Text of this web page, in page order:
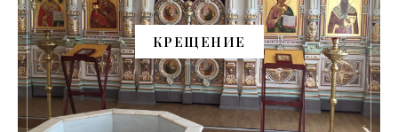
КРЕЩЕНИЕ